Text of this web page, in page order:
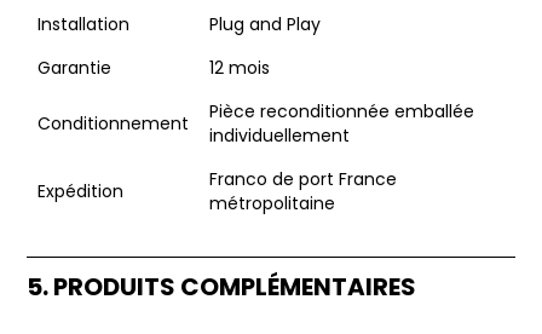
Installation
Plug and Play
Garantie
12 mois
Conditionnement
Pièce reconditionnée emballée
individuellement
Expédition
Franco de port France
métropolitaine
5. PRODUITS COMPLÉMENTAIRES